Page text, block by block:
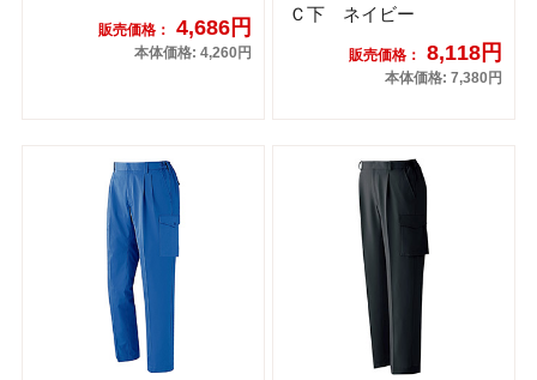
販売価格： 4,686円
本体価格: 4,260円
Ｃ下 ネイビー
販売価格： 8,118円
本体価格: 7,380円